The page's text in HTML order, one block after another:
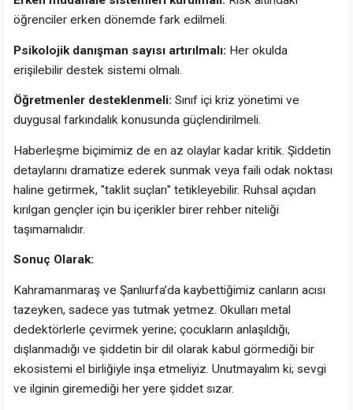
öğrenciler erken dönemde fark edilmeli.
Psikolojik danışman sayısı artırılmalı: Her okulda
erişilebilir destek sistemi olmalı.
Öğretmenler desteklenmeli: Sınıf içi kriz yönetimi ve
duygusal farkındalık konusunda güçlendirilmeli.
Haberleşme biçimimiz de en az olaylar kadar kritik. Şiddetin
detaylarını dramatize ederek sunmak veya faili odak noktası
haline getirmek, "taklit suçları" tetikleyebilir. Ruhsal açıdan
kırılgan gençler için bu içerikler birer rehber niteliği
taşımamalıdır.
Sonuç Olarak:
Kahramanmaraş ve Şanlıurfa’da kaybettiğimiz canların acısı
tazeyken, sadece yas tutmak yetmez. Okulları metal
dedektörlerle çevirmek yerine; çocukların anlaşıldığı,
dışlanmadığı ve şiddetin bir dil olarak kabul görmediği bir
ekosistemi el birliğiyle inşa etmeliyiz. Unutmayalım ki; sevgi
ve ilginin giremediği her yere şiddet sızar.